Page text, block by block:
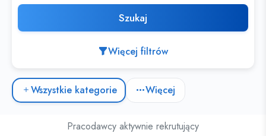
Szukaj
Więcej filtrów
Wszystkie kategorie
Więcej
Oferty pracy dla osób z niepełnosprawnościami
Pracodawcy aktywnie rekrutujący